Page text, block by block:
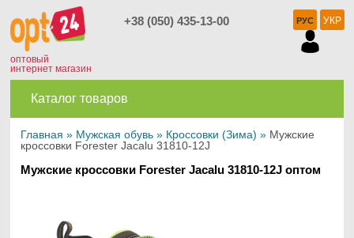
оптовый
интернет магазин
+38 (050) 435-13-00 РУС УКР
Каталог товаров
Главная » Мужская обувь » Кроссовки (Зима) » Мужские
кроссовки Forester Jacalu 31810-12J
Мужские кроссовки Forester Jacalu 31810-12J оптом